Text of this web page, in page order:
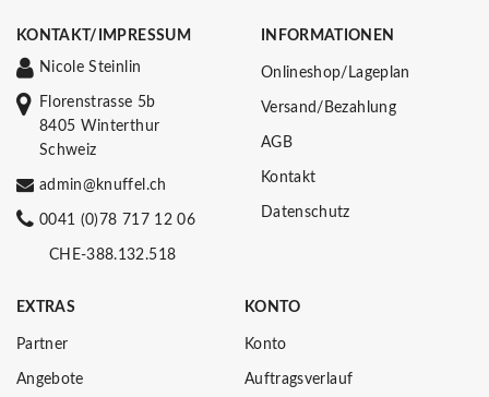
KONTAKT/IMPRESSUM
Nicole Steinlin
Florenstrasse 5b
8405 Winterthur
Schweiz
admin@knuffel.ch
0041 (0)78 717 12 06
CHE-388.132.518
INFORMATIONEN
Onlineshop/Lageplan
Versand/Bezahlung
AGB
Kontakt
Datenschutz
EXTRAS
Partner
Angebote
KONTO
Konto
Auftragsverlauf